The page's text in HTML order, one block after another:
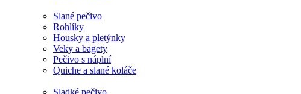
Slané pečivo
Rohlíky
Housky a pletýnky
Veky a bagety
Pečivo s náplní
Quiche a slané koláče
Sladké pečivo